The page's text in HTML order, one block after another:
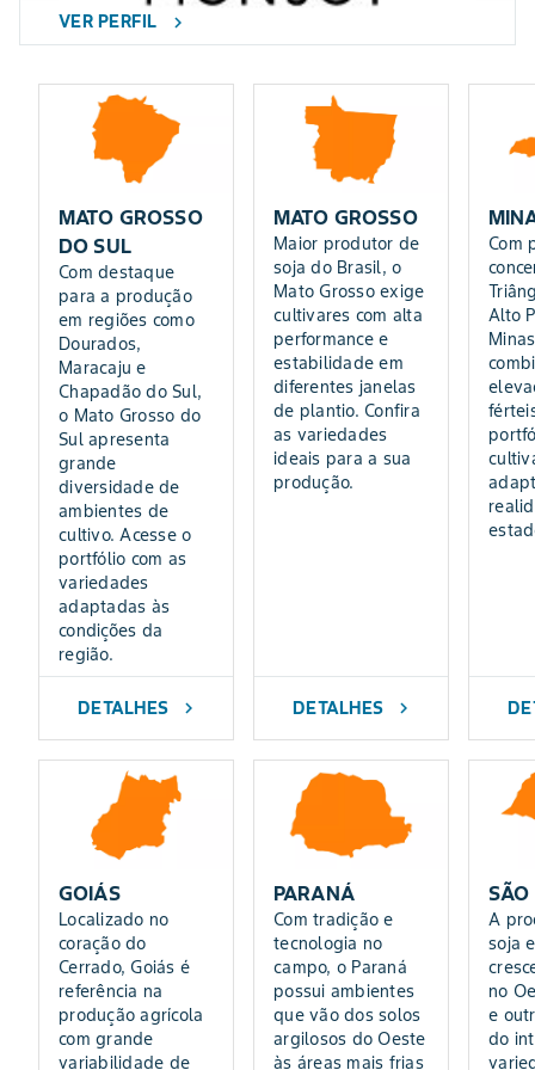
VER PERFIL chevron_right
MATO GROSSO
DO SUL
Com destaque
para a produção
em regiões como
Dourados,
Maracaju e
Chapadão do Sul,
o Mato Grosso do
Sul apresenta
grande
diversidade de
ambientes de
cultivo. Acesse o
portfólio com as
variedades
adaptadas às
condições da
região.
DETALHES chevron_right
MATO GROSSO
Maior produtor de
soja do Brasil, o
Mato Grosso exige
cultivares com alta
performance e
estabilidade em
diferentes janelas
de plantio. Confira
as variedades
ideais para a sua
produção.
DETALHES chevron_right
Com
Alto
GOIÁS
Localizado no
coração do
Cerrado, Goiás é
referência na
produção agrícola
com grande
variabilidade de
PARANÁ
Com tradição e
tecnologia no
campo, o Paraná
possui ambientes
que vão dos solos
argilosos do Oeste
às áreas mais frias
SÃO
A
soja
no
e
do